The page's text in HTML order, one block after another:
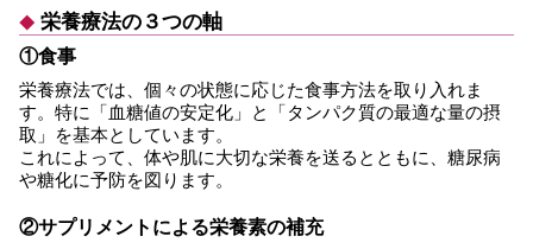
栄養療法の３つの軸
①食事
栄養療法では、個々の状態に応じた食事方法を取り入れま
す。特に「血糖値の安定化」と「タンパク質の最適な量の摂
取」を基本としています。
これによって、体や肌に大切な栄養を送るとともに、糖尿病
や糖化に予防を図ります。
②サプリメントによる栄養素の補充